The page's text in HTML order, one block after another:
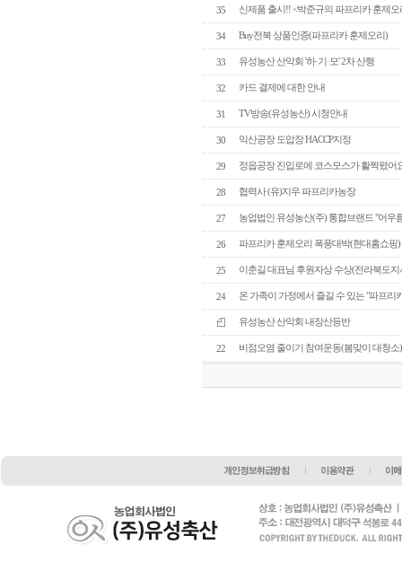
35 신제품 출시!! <박준규의 파프리카 훈제오
34 Buy전북 상품인증(파프리카 훈제오리)
33 유성농산 산악회 '하·기·모' 2차 산행
32 카드 결제에 대한 안내
31 TV방송(유성농산) 시청안내
30 익산공장 도압장 HACCP지정
29 정읍공장 진입로에 코스모스가 활짝폈어
28 협력사 (유)지우 파프리카농장
27 농업법인 유성농산(주) 통합브랜드 "어우
26 파프리카 훈제오리 폭풍대박(현대홈쇼핑)
25 이춘길 대표님 후원자상 수상(전라북도
24 온 가족이 가정에서 즐길 수 있는 "파프리
유성농산 산악회 내장산등반
22 비점오염 줄이기 참여운동(봄맞이 대청소